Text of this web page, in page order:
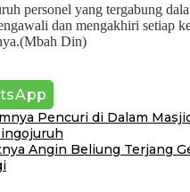
personel yang tergabung
dan mengakhiri setiap
Din)
Pencuri di Dalam
Angin Beliung Terjang